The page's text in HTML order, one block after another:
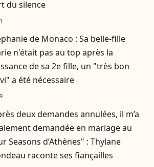
du silence
de Monaco : Sa belle-fille
n'était pas au top après la
de sa 2e fille, un "très bon
a été nécessaire
deux demandes annulées, il m’a
demandée en mariage au
Seasons d’Athènes" : Thylane
raconte ses fiançailles